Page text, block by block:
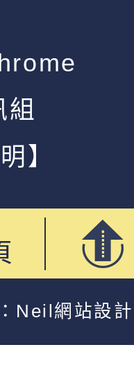
組
】
Neil網站設